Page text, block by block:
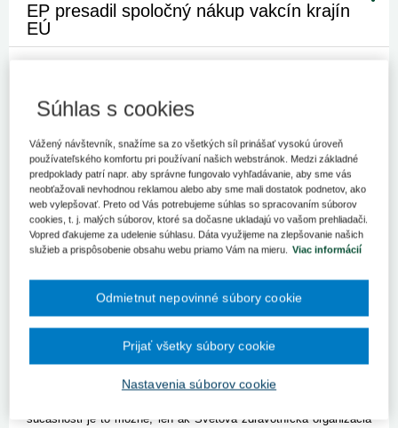
EP presadil spoločný nákup vakcín krajín
EÚ
Európsky parlament schválil novú legislatívu, ktorá uľahčuje
umožňuje vyhlásenie celoúnijného stavu núdze.
BRATISLAVA 3. júla (SITA) - Európsky parlament (EP) presadil
systém spoločného nákupu vakcín, ktoré by tak mali byť pre
jednotlivé krajiny Európskej únie lacnejšie. Týmto opatrením sa
má zároveň zvýšiť flexibilita pri objednávkach a zabezpečiť
spravodlivejší prístup k liekom. Informovalo o tom kancelária EP
na Slovensku. "Prístup k liekom bude spravodlivejší, nakoľko
dovoliť premrštené ceny za lieky počas nedávnych pandémií,"
uviedol spravodajca Gilles Pargneaux.
Spoločné nákupy vakcín sú súčasťou balíka opatrení, ktoré v
stredu schválil EP. Nová legislatíva umožňuje aj vyhlásenie
celoúnijného stavu núdze, počas ktorého by sa urýchlil proces
súčasnosti je to možné, len ak Svetová zdravotnícka organizácia
Súhlas s cookies
Vážený návštevník, snažíme sa zo všetkých síl prinášať vysokú úroveň
používateľského komfortu pri používaní našich webstránok. Medzi základné
predpoklady patrí napr. aby správne fungovalo vyhľadávanie, aby sme vás
neobťažovali nevhodnou reklamou alebo aby sme mali dostatok podnetov, ako
web vylepšovať. Preto od Vás potrebujeme súhlas so spracovaním súborov
cookies, t. j. malých súborov, ktoré sa dočasne ukladajú vo vašom prehliadači.
Vopred ďakujeme za udelenie súhlasu. Dáta využijeme na zlepšovanie našich
služieb a prispôsobenie obsahu webu priamo Vám na mieru. Viac informácií
Nastavenia súborov cookie
Odmietnut nepovinné súbory cookie
Prijať všetky súbory cookie